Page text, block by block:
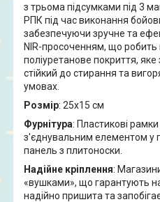
з трьома підсумками під 3
РПК під час виконання
забезпечуючи зручне та
NIR-просоченням, що
поліуретанове покриття, яке
стійкий до стирання та
умовах.
Розмір: 25х15 см
Фурнітура: Пластикові
з'єднувальним елементом у
панель з плитоноски.
Надійне кріплення:
«вушками», що гарантують
надійно пришита та